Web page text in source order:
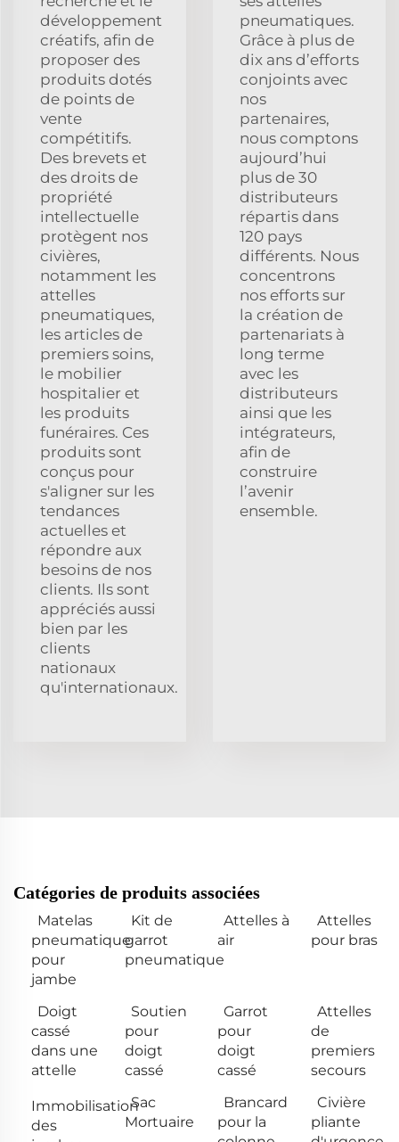
développement
créatifs, afin de
proposer des
produits dotés
de points de
vente
compétitifs.
Des brevets et
des droits de
propriété
intellectuelle
protègent nos
civières,
notamment les
attelles
pneumatiques,
les articles de
premiers soins,
le mobilier
hospitalier et
les produits
funéraires. Ces
produits sont
conçus pour
s'aligner sur les
tendances
actuelles et
répondre aux
besoins de nos
clients. Ils sont
appréciés aussi
bien par les
clients
nationaux
qu'internationaux.
pneumatiques.
Grâce à plus de
dix ans d’efforts
conjoints avec
nos
partenaires,
nous comptons
aujourd’hui
plus de 30
distributeurs
répartis dans
120 pays
différents. Nous
concentrons
nos efforts sur
la création de
partenariats à
long terme
avec les
distributeurs
ainsi que les
intégrateurs,
afin de
construire
l’avenir
ensemble.
Catégories de produits associées
Matelas
pneumatique
pour
jambe
Kit de
garrot
pneumatique
Attelles à
air
Attelles
pour bras
Doigt
cassé
dans une
attelle
Soutien
pour
doigt
cassé
Garrot
pour
doigt
cassé
Attelles
de
premiers
secours
Immobilisation
des
Sac
Mortuaire
Brancard
pour la
Civière
pliante